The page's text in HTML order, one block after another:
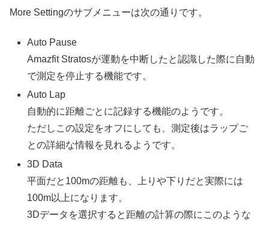
More Settingのサブメニューは次の通りです。
Auto Pause
Amazfit Stratosが運動を中断したと認識した際に自動
で測定を停止する機能です。
Auto Lap
自動的に距離ごとに記録する機能のようです。
ただしこの設定をオフにしても、測定後はラップご
との詳細な情報を見れるようです。
3D Data
平面だと100mの距離も、上りや下りだと実際には
100m以上になります。
3Dデータを選択すると距離の計算の際にこのような